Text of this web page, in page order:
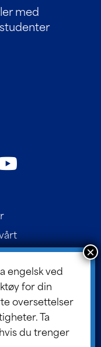
med
engelsk ved
for din
oversettelser
Ta
du trenger